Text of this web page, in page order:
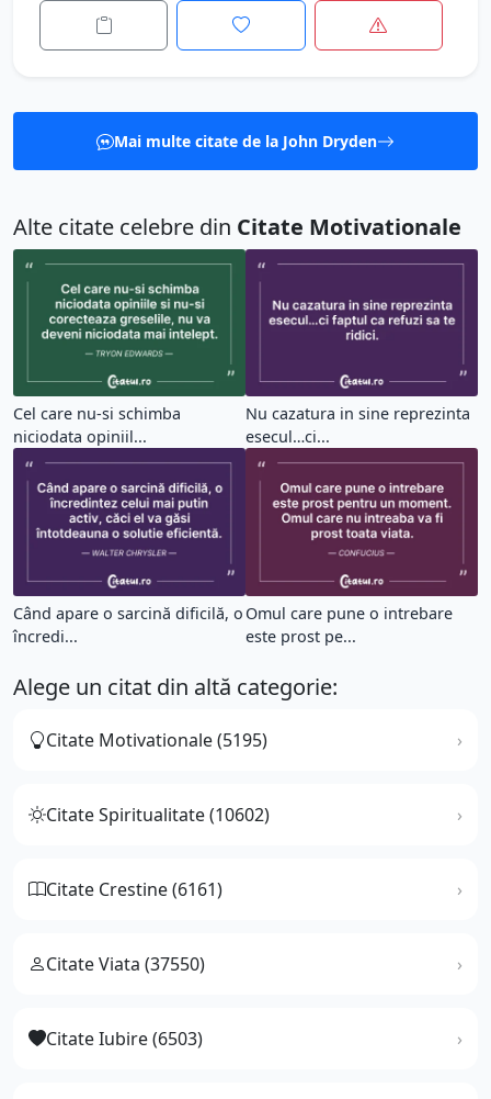
Mai multe citate de la John Dryden
Alte citate celebre din Citate Motivationale
Cel care nu-si schimba
niciodata opiniil...
Nu cazatura in sine reprezinta
esecul…ci...
Când apare o sarcină dificilă, o
încredi...
Omul care pune o intrebare
este prost pe...
Alege un citat din altă categorie:
Citate Motivationale (5195)
Citate Spiritualitate (10602)
Citate Crestine (6161)
Citate Viata (37550)
Citate Iubire (6503)